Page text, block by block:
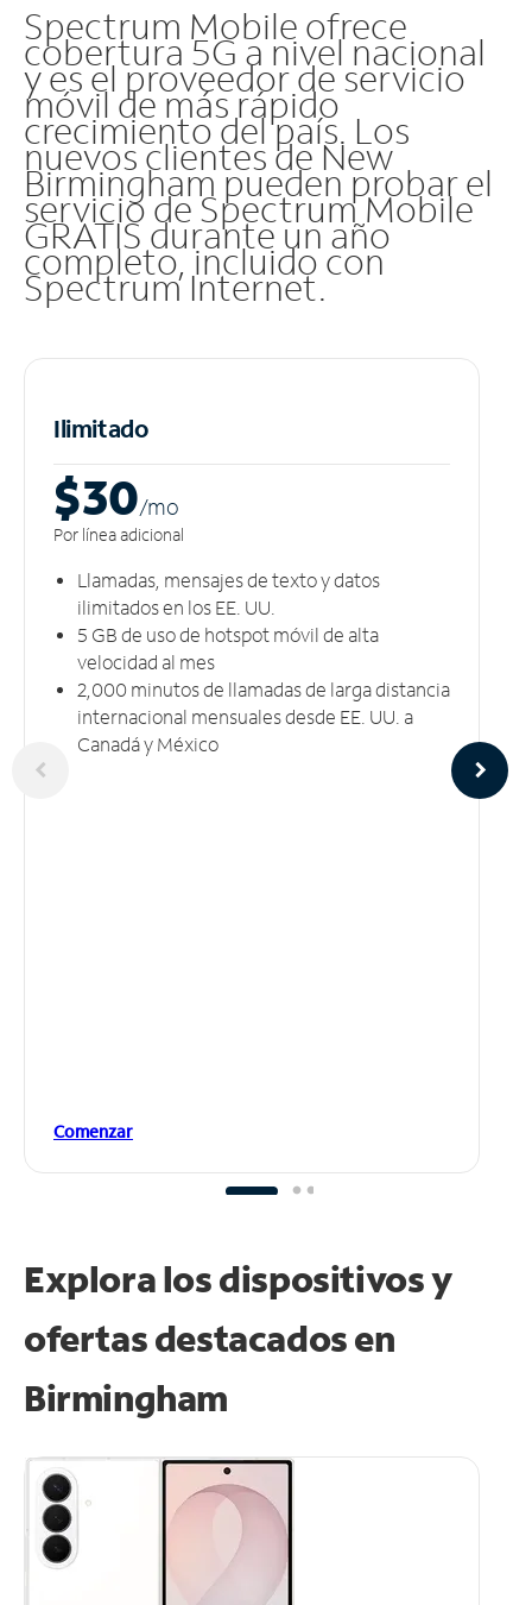
Spectrum Mobile ofrece
cobertura 5G a nivel nacional
y es el proveedor de servicio
móvil de más rápido
crecimiento del país. Los
nuevos clientes de New
Birmingham pueden probar el
servicio de Spectrum Mobile
GRATIS durante un año
completo, incluido con
Spectrum Internet.
Ilimitado
$30/mo
Por línea adicional
Llamadas, mensajes de texto y datos
ilimitados en los EE. UU.
5 GB​​​​​​​ de uso de hotspot móvil ​​​​​​​de alta
velocidad al mes
2,000 minutos de llamadas de larga distancia
internacional mensuales desde EE. UU. a
Canadá y México
Comenzar
Explora los dispositivos y
ofertas destacados en
Birmingham